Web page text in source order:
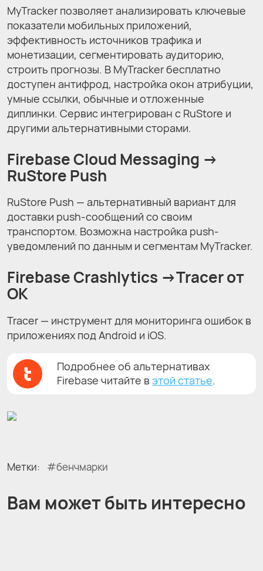
MyTracker позволяет анализировать ключевые
показатели мобильных приложений,
эффективность источников трафика и
монетизации, сегментировать аудиторию,
строить прогнозы. В MyTracker бесплатно
доступен антифрод, настройка окон атрибуции,
умные ссылки, обычные и отложенные
диплинки. Сервис интегрирован с RuStore и
другими альтернативными сторами.
Firebase Cloud Messaging →
RuStore Push
RuStore Push — альтернативный вариант для
доставки push-сообщений со своим
транспортом. Возможна настройка push-
уведомлений по данным и сегментам MyTracker.
Firebase Crashlytics →Tracer от
ОК
Tracer — инструмент для мониторинга ошибок в
приложениях под Android и iOS.
Подробнее об альтернативах
Firebase читайте в этой статье.
Метки: бенчмарки
Вам может быть интересно